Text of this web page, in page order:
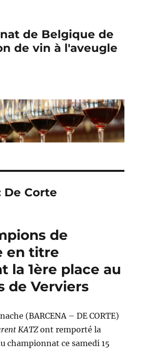
de Belgique de
de vin à l'aveugle
De Corte
de
en titre
la 1ère place au
de Verviers
(BARCENA – DE CORTE)
KATZont remporté la
championnat ce samedi 15